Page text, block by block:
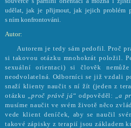
udělat, jak je přijmout, jak jejich problém
s ním konfrontováni.
Autor:
Autorem je tedy sám pedofil. Proč
si takovou otázku mnohokrát položil.
sexuální orientaci) si člověk
neodvolatelná. Odborníci se již vzdali
snaží klienty naučit s ní žít (jeden z
otázku „proč právě já“ odpověděl: „a
musíme naučit ve svém životě něco
vede klient deníček, aby se naučil
takové zápisky z terapií jsou základem